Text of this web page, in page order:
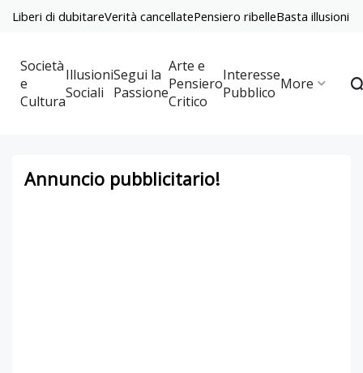
Liberi di dubitareVerità cancellatePensiero ribelleBasta illusioni
Società
e
Cultura
Illusioni
Sociali
Segui la
Passione
Arte e
Pensiero
Critico
Interesse
Pubblico More
Annuncio pubblicitario!